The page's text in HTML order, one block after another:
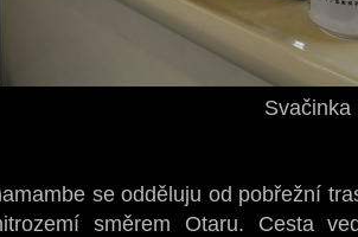
Svačinka
se odděluju od pobřežní
směrem Otaru. Cesta